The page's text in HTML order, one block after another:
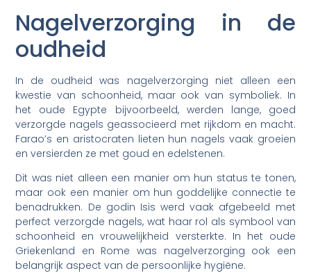
Nagelverzorging in de
oudheid
In de oudheid was nagelverzorging niet alleen een
kwestie van schoonheid, maar ook van symboliek. In
het oude Egypte bijvoorbeeld, werden lange, goed
verzorgde nagels geassocieerd met rijkdom en macht.
Farao’s en aristocraten lieten hun nagels vaak groeien
en versierden ze met goud en edelstenen.
Dit was niet alleen een manier om hun status te tonen,
maar ook een manier om hun goddelijke connectie te
benadrukken. De godin Isis werd vaak afgebeeld met
perfect verzorgde nagels, wat haar rol als symbool van
schoonheid en vrouwelijkheid versterkte. In het oude
Griekenland en Rome was nagelverzorging ook een
belangrijk aspect van de persoonlijke hygiëne.